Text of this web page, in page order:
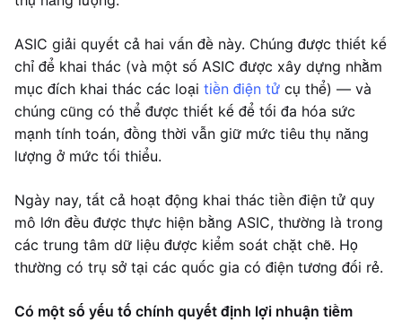
ASIC giải quyết cả hai vấn đề này. Chúng được thiết kế
chỉ để khai thác (và một số ASIC được xây dựng nhằm
mục đích khai thác các loại tiền điện tử cụ thể) — và
chúng cũng có thể được thiết kế để tối đa hóa sức
mạnh tính toán, đồng thời vẫn giữ mức tiêu thụ năng
lượng ở mức tối thiểu.
Ngày nay, tất cả hoạt động khai thác tiền điện tử quy
mô lớn đều được thực hiện bằng ASIC, thường là trong
các trung tâm dữ liệu được kiểm soát chặt chẽ. Họ
thường có trụ sở tại các quốc gia có điện tương đối rẻ.
Có một số yếu tố chính quyết định lợi nhuận tiềm